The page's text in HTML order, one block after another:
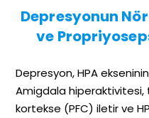
Depresyonun
ve
Depresyon, HPA
Amigdala hiperaktivitesi,
kortekse (PFC) iletir ve